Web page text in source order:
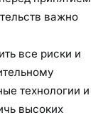
важно
все риски и
технологии и
высоких